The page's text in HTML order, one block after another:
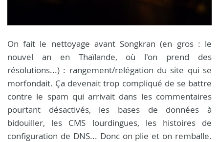
On fait le nettoyage avant Songkran (en gros : le
nouvel an en Thaïlande, où l'on prend des
résolutions...) : rangement/relégation du site qui se
morfondait. Ça devenait trop compliqué de se battre
contre le spam qui arrivait dans les commentaires
pourtant désactivés, les bases de données à
bidouiller, les CMS lourdingues, les histoires de
configuration de DNS... Donc on plie et on remballe.